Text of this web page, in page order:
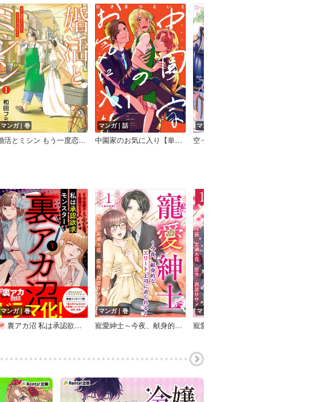
マンガ｜巻
婚活とミシン もう一度恋がしたいけどめんどくさい気もする
マンガ｜話
中園家のお気に入り【単話】
マンガ｜巻
マンガ｜巻
裏アカ沼 私は承認欲求モンスター
マンガ｜巻
寵愛紳士～今夜、献身的なエリート上司に迫られる～ 単行本版
マンガ｜話